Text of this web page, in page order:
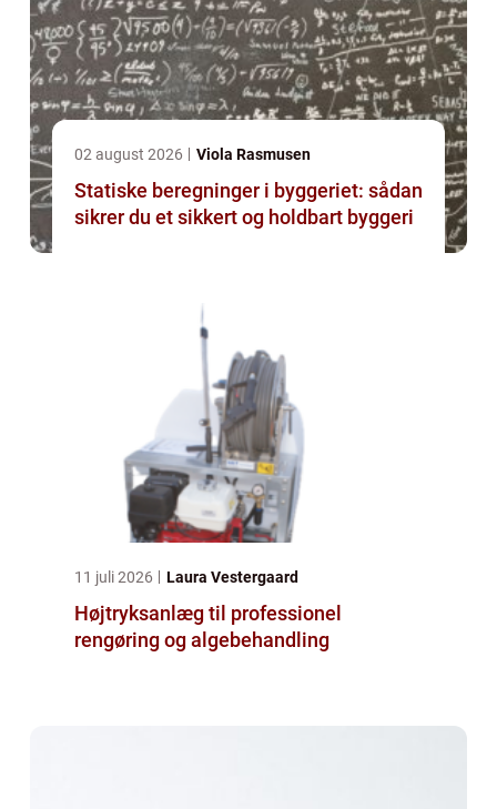
02 august 2026 Viola Rasmusen
Statiske beregninger i byggeriet: sådan
sikrer du et sikkert og holdbart byggeri
11 juli 2026 Laura Vestergaard
Højtryksanlæg til professionel
rengøring og algebehandling